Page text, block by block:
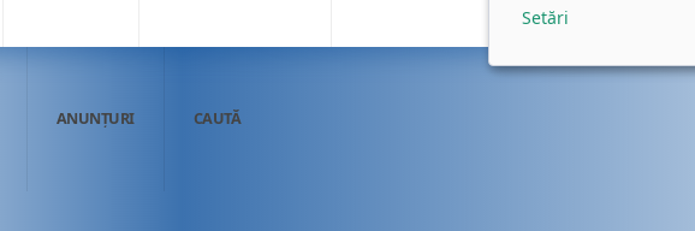
ANUNȚURI CAUTĂ
Setări